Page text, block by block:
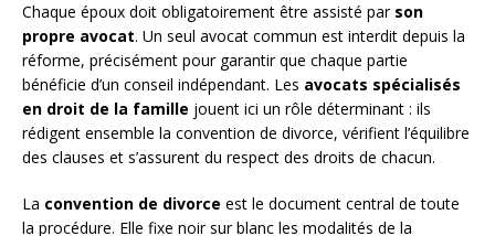
Chaque époux doit obligatoirement être assisté par son
propre avocat. Un seul avocat commun est interdit depuis la
réforme, précisément pour garantir que chaque partie
bénéficie d’un conseil indépendant. Les avocats spécialisés
en droit de la famille jouent ici un rôle déterminant : ils
rédigent ensemble la convention de divorce, vérifient l’équilibre
des clauses et s’assurent du respect des droits de chacun.
La convention de divorce est le document central de toute
la procédure. Elle fixe noir sur blanc les modalités de la